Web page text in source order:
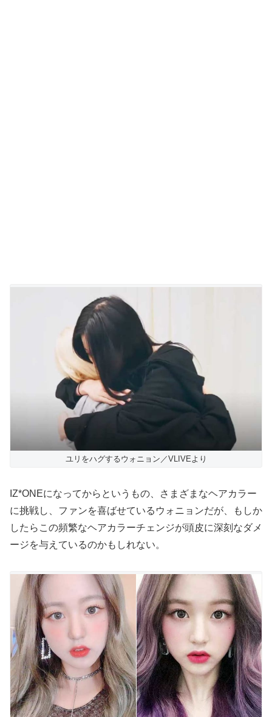
ユリをハグするウォニョン／VLIVEより
IZ*ONEになってからというもの、さまざまなヘアカラー
に挑戦し、ファンを喜ばせているウォニョンだが、もしか
したらこの頻繁なヘアカラーチェンジが頭皮に深刻なダメ
ージを与えているのかもしれない。